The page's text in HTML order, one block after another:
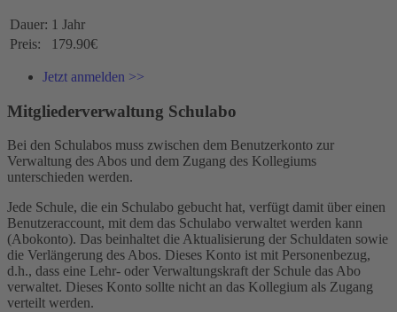
Dauer: 1 Jahr
Preis:
179.90€
Jetzt anmelden >>
Mitgliederverwaltung Schulabo
Bei den Schulabos muss zwischen dem Benutzerkonto zur
Verwaltung des Abos und dem Zugang des Kollegiums
unterschieden werden.
Jede Schule, die ein Schulabo gebucht hat, verfügt damit über einen
Benutzeraccount, mit dem das Schulabo verwaltet werden kann
(Abokonto). Das beinhaltet die Aktualisierung der Schuldaten sowie
die Verlängerung des Abos. Dieses Konto ist mit Personenbezug,
d.h., dass eine Lehr- oder Verwaltungskraft der Schule das Abo
verwaltet. Dieses Konto sollte nicht an das Kollegium als Zugang
verteilt werden.